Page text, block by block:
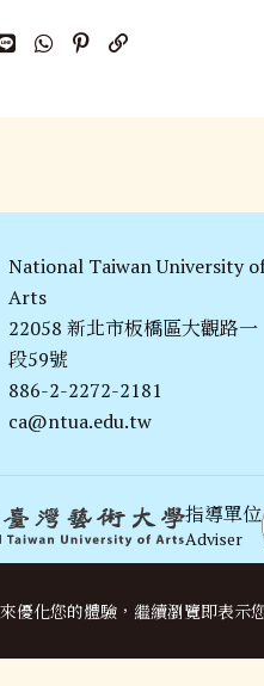
National Taiwan University
Arts
22058 新北市板橋區大觀路一
段59號
886-2-2272-2181
ca@ntua.edu.tw
指導單位
Adviser
優化您的體驗，繼續瀏覽即表示